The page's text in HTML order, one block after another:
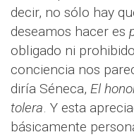
decir, no sólo hay
deseamos hacer es
obligado ni
conciencia nos
diría Séneca, El
tolera. Y esta
básicamente